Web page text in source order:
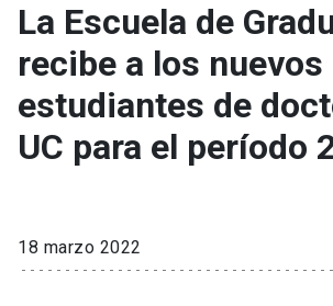
Facultades, escuelas e
institutos
Investigación
La Escuela de
recibe a los nuevos
estudiantes de
UC para el período
18 marzo 2022